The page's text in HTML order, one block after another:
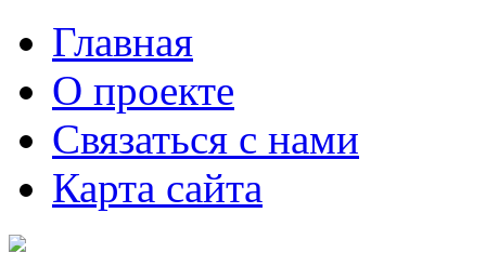
Главная
О проекте
Связаться с нами
Карта сайта